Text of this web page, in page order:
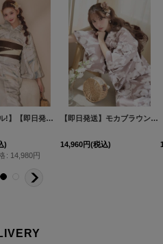
【浴衣セール!】【即日発送】ヘルシーリーフ柄ベージュ浴衣 【浴衣３点セット 浴衣/帯/下駄】[OF04/HC03]Y-8032-nz-dzh-BE-F-26AS-260312
)
: 14,980円
【即日発送】モカブラウンアンティークブーケ浴衣【浴衣３点セット 浴衣/帯/下駄】[OF04]三上悠亜着用
14,960円(税込)